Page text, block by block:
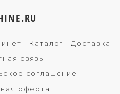
Каталог
Доставка
связь
соглашение
оферта